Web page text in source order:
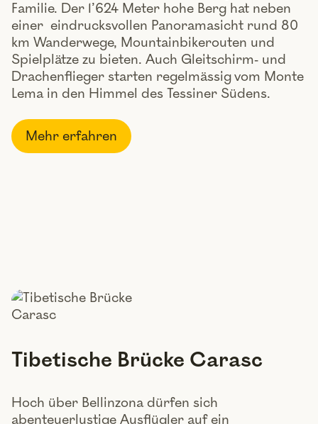
Familie. Der 1’624 Meter hohe Berg hat neben
einer eindrucksvollen Panoramasicht rund 80
km Wanderwege, Mountainbikerouten und
Spielplätze zu bieten. Auch Gleitschirm- und
Drachenflieger starten regelmässig vom Monte
Lema in den Himmel des Tessiner Südens.
Mehr erfahren
Tibetische Brücke Carasc
Hoch über Bellinzona dürfen sich
abenteuerlustige Ausflügler auf ein